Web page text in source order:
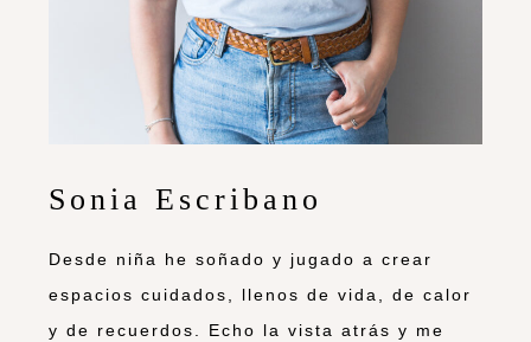
Sonia Escribano
Desde niña he soñado y jugado a crear
espacios cuidados, llenos de vida, de calor
y de recuerdos. Echo la vista atrás y me